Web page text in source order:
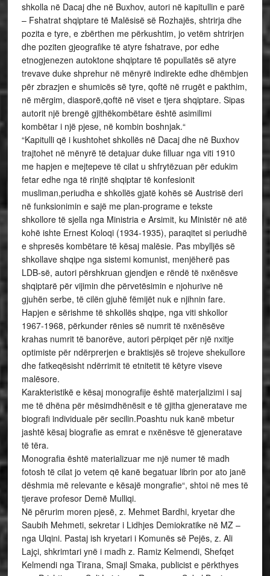
shkolla në Dacaj dhe në Buxhov, autori në kapitullin e parë
– Fshatrat shqiptare të Malësisë së Rozhajës, shtrirja dhe
pozita e tyre, e zbërthen me përkushtim, jo vetëm shtrirjen
dhe poziten gjeografike të atyre fshatrave, por edhe
etnogjenezen autoktone shqiptare të popullatës së atyre
trevave duke shprehur në mënyrë indirekte edhe dhëmbjen
për zbrazjen e shumicës së tyre, qoftë në rrugët e pakthim,
në mërgim, diasporë,qoftë në viset e tjera shqiptare. Sipas
autorit një brengë gjithëkombëtare është asimilimi
kombëtar i një pjese, në kombin boshnjak.“
“Kapitulli që i kushtohet shkollës në Dacaj dhe në Buxhov
trajtohet në mënyrë të detajuar duke filluar nga viti 1910
me hapjen e mejtepeve të cilat u shfrytëzuan për edukim
fetar edhe nga të rinjtë shqiptar të konfesionit
musliman,periudha e shkollës gjatë kohës së Austrisë deri
në funksionimin e sajë me plan-programe e tekste
shkollore të sjella nga Ministria e Arsimit, ku Ministër në atë
kohë ishte Ernest Koloqi (1934-1935), paraqitet si periudhë
e shpresës kombëtare të kësaj malësie. Pas mbylljës së
shkollave shqipe nga sistemi komunist, menjëherë pas
LDB-së, autori përshkruan gjendjen e rëndë të nxënësve
shqiptarë për vijimin dhe përvetësimin e njohurive në
gjuhën serbe, të cilën gjuhë fëmijët nuk e njihnin fare.
Hapjen e sërishme të shkollës shqipe, nga viti shkollor
1967-1968, përkunder rënies së numrit të nxënësëve
krahas numrit të banorëve, autori përpiqet për një nxitje
optimiste për ndërprerjen e braktisjës së trojeve shekullore
dhe fatkeqësisht ndërrimit të etnitetit të këtyre viseve
malësore.
Karakteristikë e kësaj monografije është materjalizimi i saj
me të dhëna për mësimdhënësit e të gjitha gjeneratave me
biografi individuale për secilin.Poashtu nuk kanë mbetur
jashtë kësaj biografie as emrat e nxënësve të gjeneratave
të tëra.
Monografia është materializuar me një numer të madh
fotosh të cilat jo vetem që kanë begatuar librin por ato janë
dëshmia më relevante e kësajë mongrafie“, shtoi në mes të
tjerave profesor Demë Mulliqi.
Në përurim moren pjesë, z. Mehmet Bardhi, kryetar dhe
Saubih Mehmeti, sekretar i Lidhjes Demiokratike në MZ –
nga Ulqini. Pastaj ish kryetari i Komunës së Pejës, z. Ali
Lajçi, shkrimtari ynë i madh z. Ramiz Kelmendi, Shefqet
Kelmendi nga Tirana, Smajl Smaka, publicist e përkthyes